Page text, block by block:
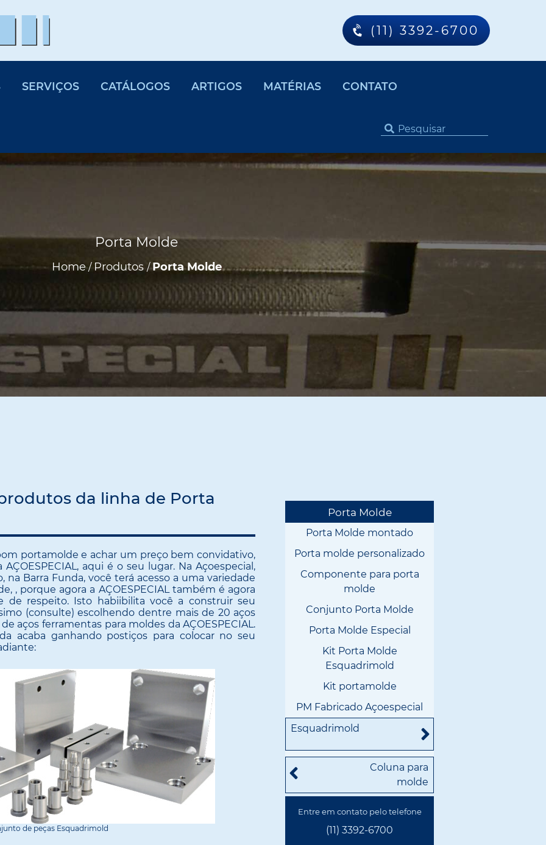
(11) 3392-6700
SERVIÇOS CATÁLOGOS ARTIGOS MATÉRIAS CONTATO
Home/ Produtos/Porta Molde
Porta Molde
da linha de Porta
portamolde e achar um preço bem convidativo,
aqui é o seu lugar. Na Açoespecial,
na Barra Funda, você terá acesso a uma variedade
, porque agora a AÇOESPECIAL também é agora
respeito. Isto habiibilita você a construir seu
(consulte) escolhendo dentre mais de 20 aços
aços ferramentas para moldes da AÇOESPECIAL.
acaba ganhando postiços para colocar no seu
de peças Esquadrimold
Porta Molde
Porta Molde montado
Porta molde personalizado
Componente para porta
molde
Conjunto Porta Molde
Porta Molde Especial
Kit Porta Molde
Esquadrimold
Kit portamolde
PM Fabricado Açoespecial
Esquadrimold
Coluna para
molde
Entre em contato pelo telefone
(11) 3392-6700